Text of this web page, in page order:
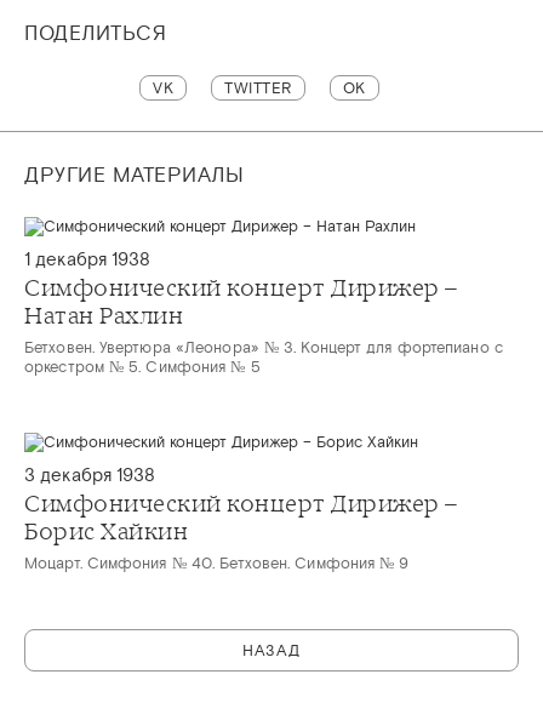
ПОДЕЛИТЬСЯ
VK TWITTER OK
ДРУГИЕ МАТЕРИАЛЫ
1 декабря 1938
Симфонический концерт Дирижер –
Натан Рахлин
Бетховен. Увертюра «Леонора» № 3. Концерт для фортепиано с
оркестром № 5. Симфония № 5
3 декабря 1938
Симфонический концерт Дирижер –
Борис Хайкин
Моцарт. Симфония № 40. Бетховен. Симфония № 9
НАЗАД